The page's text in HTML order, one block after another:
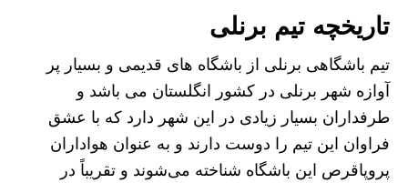
تاریخچه تیم برنلی
تیم باشگاهی برنلی از باشگاه های قدیمی و بسیار پر
آوازه شهر برنلی در کشور انگلستان می باشد و
طرفداران بسیار زیادی در این شهر دارد که با عشق
فراوان این تیم را دوست دارند و به عنوان هواداران
پروپاقرص این باشگاه شناخته می‌شوند و تقریباً در